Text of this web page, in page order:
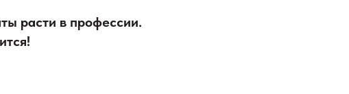
расти в профессии.